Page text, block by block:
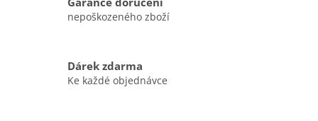
d
r
nepoškozeného zboží
Dárek zdarma
Ke každé objednávce